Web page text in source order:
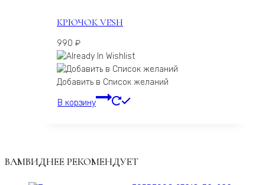
КРЮЧОК VESH
990 ₽
Добавить в Список желаний
В корзину
ВАМВИДНЕЕ РЕКОМЕНДУЕТ